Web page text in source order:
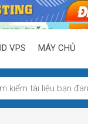
VPS MÁY CHỦ